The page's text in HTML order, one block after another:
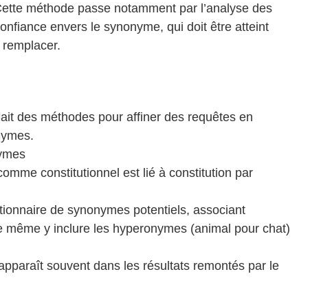
méthode passe notamment par l’analyse des
envers le synonyme, qui doit être atteint
des méthodes pour affiner des requêtes en
constitutionnel est lié à constitution par
de synonymes potentiels, associant
y inclure les hyperonymes (animal pour chat)
souvent dans les résultats remontés par le